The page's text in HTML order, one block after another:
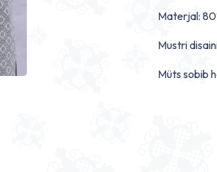
Materjal:
Mustri
Müts sobib